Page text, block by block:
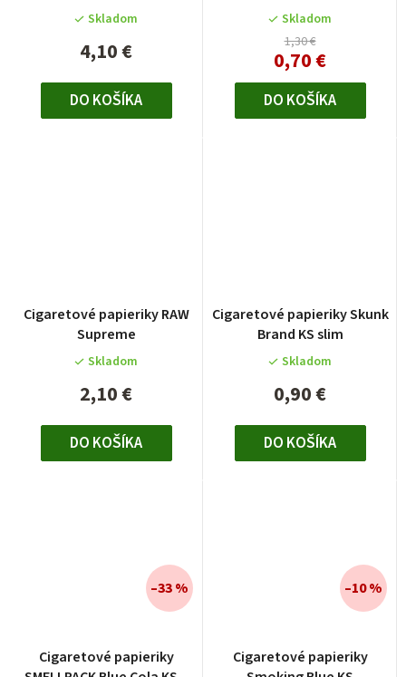
Skladom
4,10 €
DO KOŠÍKA
Skladom
1,30 €
0,70 €
DO KOŠÍKA
Cigaretové papieriky RAW
Supreme
Skladom
2,10 €
DO KOŠÍKA
Cigaretové papieriky Skunk
Brand KS slim
Skladom
0,90 €
DO KOŠÍKA
Cigaretové papieriky
–33 %
Cigaretové papieriky
–10 %